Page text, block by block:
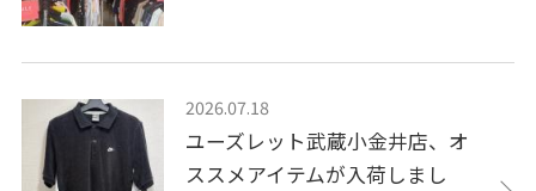
2026.07.18
ユーズレット武蔵小金井店、オ
ススメアイテムが入荷しまし